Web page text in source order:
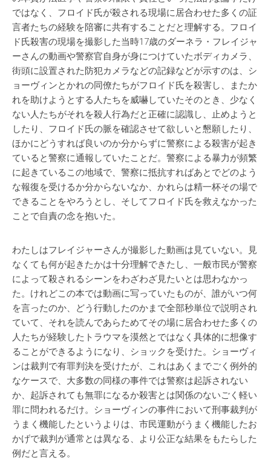
ではなく、フロイド氏が殺される現場に居合わせた多くの証
言者たちの経験を陪審に共有することだと理解する。フロイ
ド氏殺害の現場を撮影した当時17歳のダーネラ・フレイジャ
ーさんの動画や警察官自身が身につけていたボディカメラ、
街頭に設置された防犯カメラなどの記録などが示すのは、シ
ョーヴィンとかれの同僚たちがフロイド氏を殺害し、またか
れを助けようとする人たちを威嚇していたそのとき、少なく
ない人たちがそれを殺人行為だと正確に認識し、止めようと
したり、フロイド氏の脈を確認させて欲しいと懇願したり、
ほかにどうすれば良いのか分からずに警察による殺害が起き
ていると警察に通報していたことだ。警察による暴力が頻繁
に起きているこの地域で、警察に抵抗すればあとでどのよう
な報復を受けるか分からないなか、かれらは精一杯その場で
できることをやろうとし、そしてフロイド氏を救えなかった
ことで自責の念を抱いた。
わたしはフレイジャーさんが撮影した動画は見ていない。見
なくても何が起きたかは十分理解できたし、一般市民が警察
によって殺されるシーンをわざわざ見たいとは思わなかっ
た。けれどこの本では動画に写っていたものが、誰がいつ何
を言ったのか、どう行動したのかまで全部秒単位で説明され
ていて、それを読んであらためてその場に居合わせた多くの
人たちが経験したトラウマを漠然とではなく具体的に想像す
ることができるようになり、ショックを受けた。ショーヴィ
ンは裁判で有罪判決を受けたが、これはあくまでごく例外的
なケースで、大多数の同様の事件では警察は起訴されない
か、起訴されても無罪になるか殺害とは関係のないごく軽い
罪に問われるだけ。ショーヴィンの事件において刑事裁判が
うまく機能したというよりは、市民運動がうまく機能したお
かげで裁判が通常とは異なる、より公正な結果をもたらした
例だと言える。